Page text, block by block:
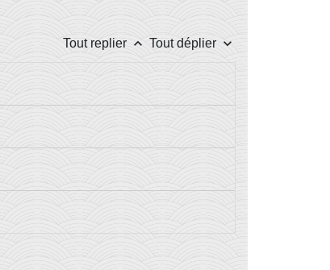
Tout replier keyboard_arrow_up Tout déplier keyboard_arrow_down